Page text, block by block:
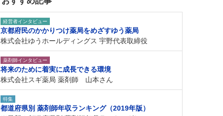
経営者インタビュー
京都府民のかかりつけ薬局をめざすゆう薬局
株式会社ゆうホールディングス 宇野代表取締役
薬剤師インタビュー
将来のために着実に成長できる環境
株式会社スギ薬局 薬剤師 山本さん
特集
都道府県別 薬剤師年収ランキング（2019年版）